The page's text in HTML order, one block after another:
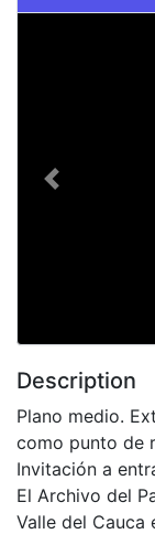
Previous
Description
Plano medio.
como punto de
Invitación a
El Archivo del
Valle del Cauca